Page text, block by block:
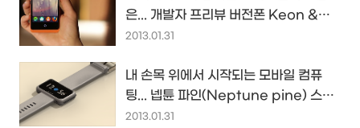
은... 개발자 프리뷰 버전폰 Keon &
Peak
2013.01.31
내 손목 위에서 시작되는 모바일 컴퓨
팅... 넵튠 파인(Neptune pine) 스마
트 와치
2013.01.31